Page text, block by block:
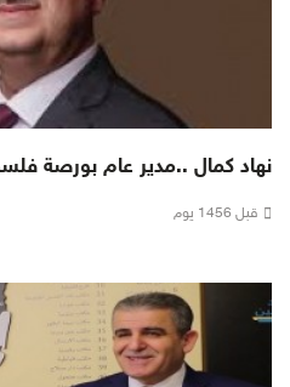
نهاد كمال ..مدير عام بورصة
قبل 1456 يوم